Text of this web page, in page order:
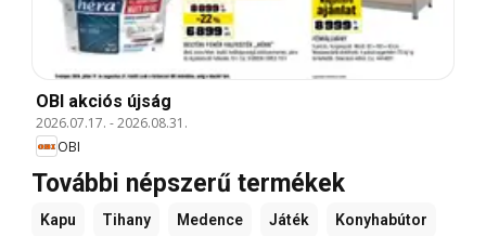
OBI akciós újság
2026.07.17. -2026.08.31.
OBI
További népszerű termékek
Kapu Tihany Medence Játék Konyhabútor